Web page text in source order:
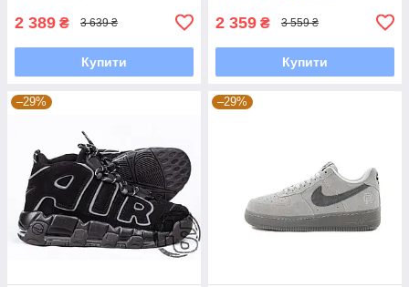
2 389 ₴ 3 639 ₴
Купити
2 359 ₴ 3 559 ₴
Купити
–29% –29%